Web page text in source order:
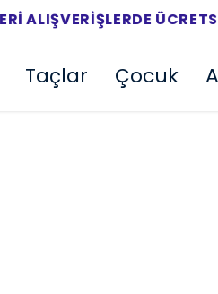
ALIŞVERIŞLERDE
Taçlar Çocuk